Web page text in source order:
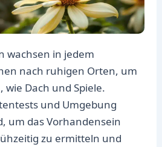
wachsen in jedem
nach ruhigen Orten, um
wie Dach und Spiele.
und Umgebung
um das Vorhandensein
zu ermitteln und